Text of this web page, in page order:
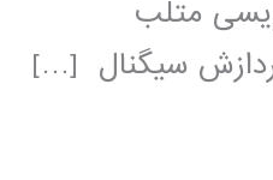
متلب
سیگنال […]